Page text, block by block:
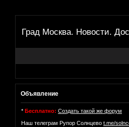
Град Москва. Новости.
Объявление
* Бесплатно: Создать такой же форум
Наш телеграм Рупор Солнцево t.me/